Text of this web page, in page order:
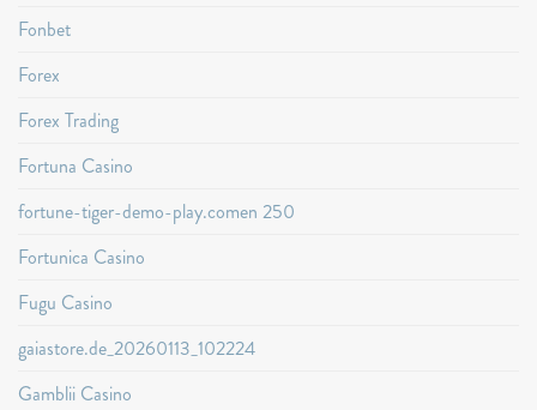
Fonbet
Forex
Forex Trading
Fortuna Casino
fortune-tiger-demo-play.comen 250
Fortunica Casino
Fugu Casino
gaiastore.de_20260113_102224
Gamblii Casino